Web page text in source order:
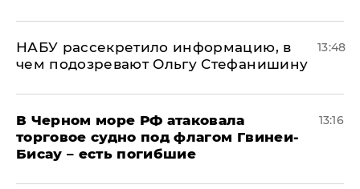
НАБУ рассекретило информацию, в
чем подозревают Ольгу Стефанишину
13:48
В Черном море РФ атаковала
торговое судно под флагом Гвинеи-
Бисау – есть погибшие
13:16